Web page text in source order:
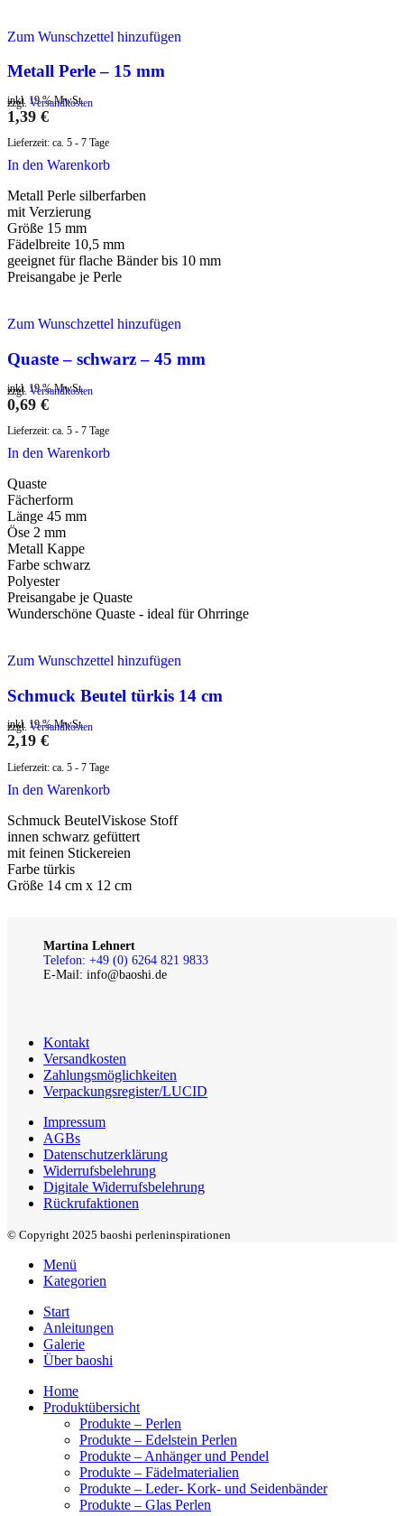
Zum Wunschzettel hinzufügen
Metall Perle – 15 mm
inkl. 19 % MwSt.
zzgl. Versandkosten
1,39 €
Lieferzeit: ca. 5 - 7 Tage
In den Warenkorb
Metall Perle silberfarben
mit Verzierung
Größe 15 mm
Fädelbreite 10,5 mm
geeignet für flache Bänder bis 10 mm
Preisangabe je Perle
Zum Wunschzettel hinzufügen
Quaste – schwarz – 45 mm
inkl. 19 % MwSt.
zzgl. Versandkosten
0,69 €
Lieferzeit: ca. 5 - 7 Tage
In den Warenkorb
Quaste
Fächerform
Länge 45 mm
Öse 2 mm
Metall Kappe
Farbe schwarz
Polyester
Preisangabe je Quaste
Wunderschöne Quaste - ideal für Ohrringe
Zum Wunschzettel hinzufügen
Schmuck Beutel türkis 14 cm
inkl. 19 % MwSt.
zzgl. Versandkosten
2,19 €
Lieferzeit: ca. 5 - 7 Tage
In den Warenkorb
Schmuck BeutelViskose Stoff
innen schwarz gefüttert
mit feinen Stickereien
Farbe türkis
Größe 14 cm x 12 cm
Martina Lehnert
Telefon: +49 (0) 6264 821 9833
E-Mail: info@baoshi.de
Kontakt
Versandkosten
Zahlungsmöglichkeiten
Verpackungsregister/LUCID
Impressum
AGBs
Datenschutzerklärung
Widerrufsbelehrung
Digitale Widerrufsbelehrung
Rückrufaktionen
© Copyright 2025 baoshi perleninspirationen
Menü
Kategorien
Start
Anleitungen
Galerie
Über baoshi
Home
Produktübersicht
Produkte – Perlen
Produkte – Edelstein Perlen
Produkte – Anhänger und Pendel
Produkte – Fädelmaterialien
Produkte – Leder- Kork- und Seidenbänder
Produkte – Glas Perlen